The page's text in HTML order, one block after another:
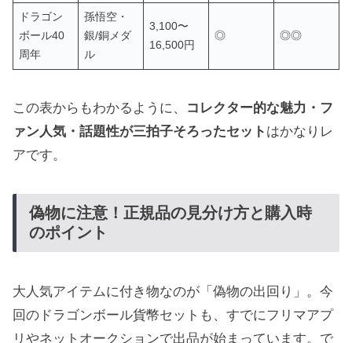
ドラゴン
ボール40
周年
孫悟空・
銀/銅メダ
ル
3,100〜
16,500円
◎ ◎◎
この表からもわかるように、
コレクター的な魅力・フ
ァン人気・話題性が三拍子そろったセット はかなりレ
アです。
偽物に注意！正規品の見分け方と購入時
のポイント
大人気アイテムに付き物なのが「偽物の出回り」。今
回のドラゴンボール貨幣セットも、すでにフリマアプ
リやネットオークションで出品が始まっています。で